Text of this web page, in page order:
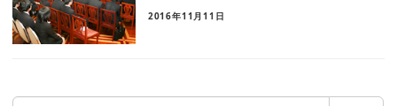
2016年11月11日